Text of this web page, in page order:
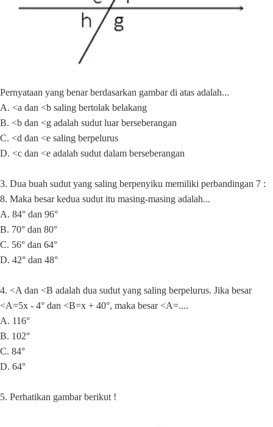
Pernyataan yang benar berdasarkan gambar di atas adalah...
A. <a dan <b saling bertolak belakang
B. <b dan <g adalah sudut luar berseberangan
C. <d dan <e saling berpelurus
D. <c dan <e adalah sudut dalam berseberangan
3. Dua buah sudut yang saling berpenyiku memiliki perbandingan 7 :
8. Maka besar kedua sudut itu masing-masing adalah...
A. 84° dan 96°
B. 70° dan 80°
C. 56° dan 64°
D. 42° dan 48°
4. <A dan <B adalah dua sudut yang saling berpelurus. Jika besar
<A=5x - 4° dan <B=x + 40°, maka besar <A=....
A. 116°
B. 102°
C. 84°
D. 64°
5. Perhatikan gambar berikut !